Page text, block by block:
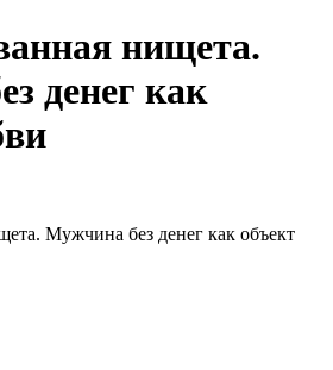
нищета.
денег как